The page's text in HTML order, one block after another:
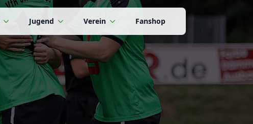
Jugend Verein Fanshop